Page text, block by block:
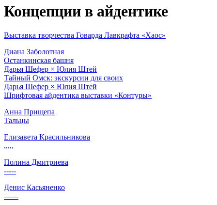
Концепции в айдентике
Выставка творчества Говарда Лавкрафта «Хаос»
Диана Заболотная
Останкинская башня
Дарья Шефер × Юлия Штей
Тайный Омск: экскурсии для своих
Дарья Шефер × Юлия Штей
Шрифтовая айдентика выставки «Контуры»
Анна Прищепа
Тальцы
Елизавета Красильникова
,,,,,
Полина Дмитриева
-----
Денис Касьяненко
------